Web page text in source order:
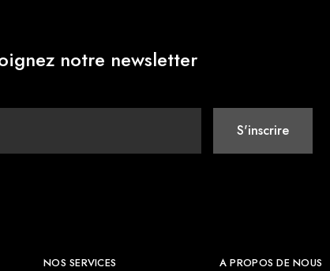
notre newsletter
NOS SERVICES A PROPOS DE NOUS